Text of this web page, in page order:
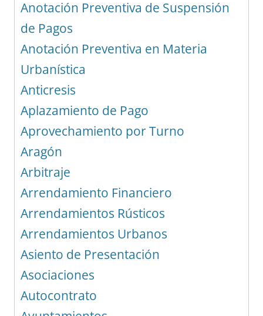
Anotación Preventiva de Suspensión
de Pagos
Anotación Preventiva en Materia
Urbanística
Anticresis
Aplazamiento de Pago
Aprovechamiento por Turno
Aragón
Arbitraje
Arrendamiento Financiero
Arrendamientos Rústicos
Arrendamientos Urbanos
Asiento de Presentación
Asociaciones
Autocontrato